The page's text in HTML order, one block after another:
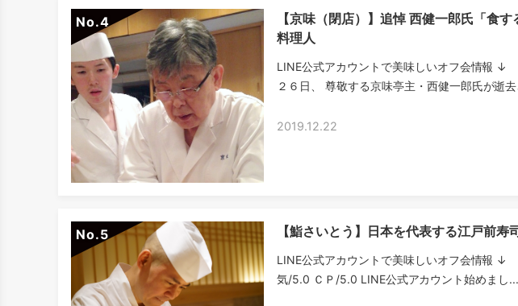
No.
【京味（閉店）】追悼 西健一郎氏「食
料理人
LINE公式アカウントで美味しいオフ会情報
２６日、 尊敬する京味亭主・西健一郎氏が逝
2019.12.22
No. 【鮨さいとう】日本を代表する江戸
LINE公式アカウントで美味しいオフ会情
気/5.0 ＣＰ/5.0 LINE公式アカウント始めまし...